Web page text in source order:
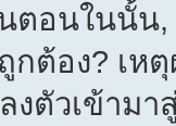
ตอนในนั้น,
กต้อง? เห
งตัวเข้าม